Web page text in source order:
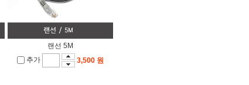
랜선 5M
추가
3,500 원